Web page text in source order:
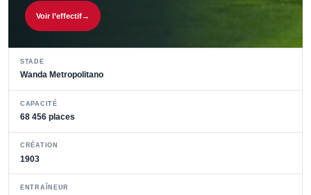
Voir l’effectif→
STADE
Wanda Metropolitano
CAPACITÉ
68 456 places
CRÉATION
1903
ENTRAÎNEUR